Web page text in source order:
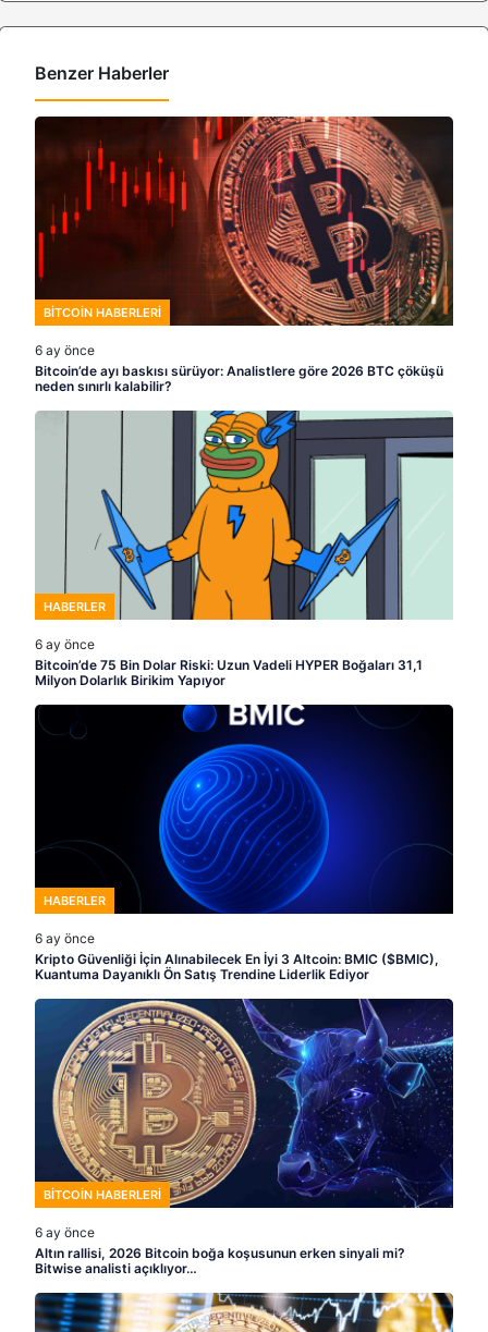
Benzer Haberler
BITCOIN HABERLERI
6 ay önce
Bitcoin’de ayı baskısı sürüyor: Analistlere göre 2026 BTC çöküşü
neden sınırlı kalabilir?
HABERLER
6 ay önce
Bitcoin’de 75 Bin Dolar Riski: Uzun Vadeli HYPER Boğaları 31,1
Milyon Dolarlık Birikim Yapıyor
HABERLER
6 ay önce
Kripto Güvenliği İçin Alınabilecek En İyi 3 Altcoin: BMIC ($BMIC),
Kuantuma Dayanıklı Ön Satış Trendine Liderlik Ediyor
BITCOIN HABERLERI
6 ay önce
Altın rallisi, 2026 Bitcoin boğa koşusunun erken sinyali mi?
Bitwise analisti açıklıyor…